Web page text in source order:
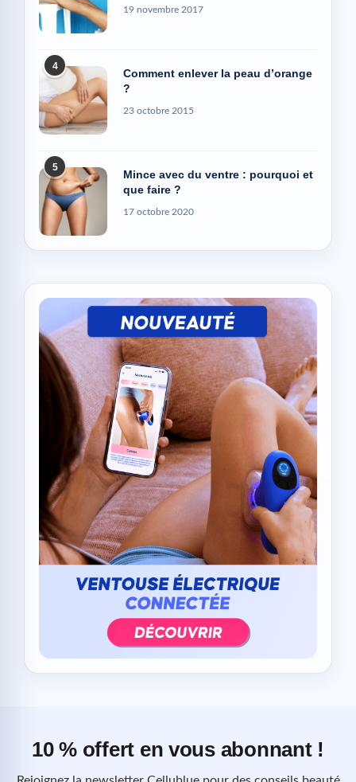
19 novembre 2017
4
Comment enlever la peau d’orange
?
23 octobre 2015
5
Mince avec du ventre : pourquoi et
que faire ?
17 octobre 2020
10 % offert en vous abonnant !